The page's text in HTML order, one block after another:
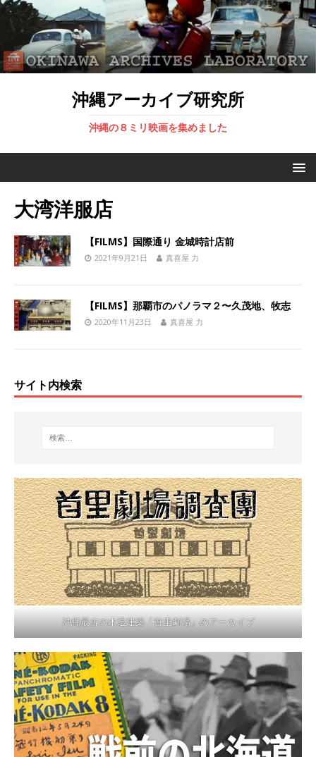
沖縄アーカイブ研究所
沖縄の８ミリ映画を集めました
大湾洋服店
【FILMS】国際通り 金城時計店前
2021年9月21日 真喜屋 力
【FILMS】那覇市のパノラマ２〜久茂地、牧志
2020年11月23日 真喜屋 力
サイト内検索
沖縄最古の木造建築「首里劇場」のアーカイブ